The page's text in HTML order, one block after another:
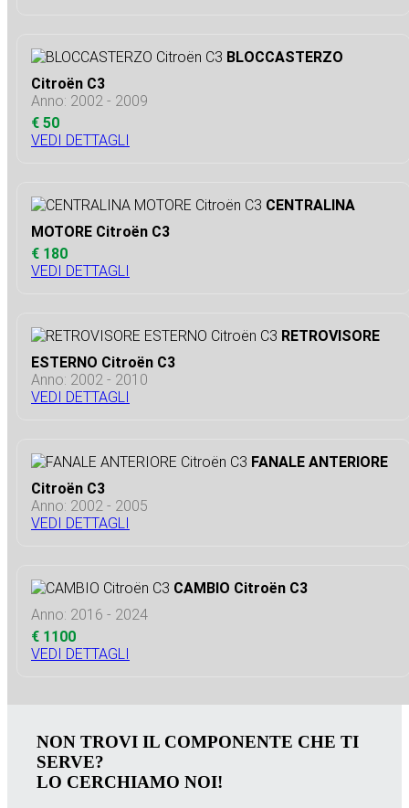
BLOCCASTERZO
Citroën C3
Anno: 2002 - 2009
€ 50
VEDI DETTAGLI
CENTRALINA
MOTORE Citroën C3
€ 180
VEDI DETTAGLI
RETROVISORE
ESTERNO Citroën C3
Anno: 2002 - 2010
VEDI DETTAGLI
FANALE ANTERIORE
Citroën C3
Anno: 2002 - 2005
VEDI DETTAGLI
CAMBIO Citroën C3
Anno: 2016 - 2024
€ 1100
VEDI DETTAGLI
NON TROVI IL COMPONENTE CHE TI
SERVE?
LO CERCHIAMO NOI!